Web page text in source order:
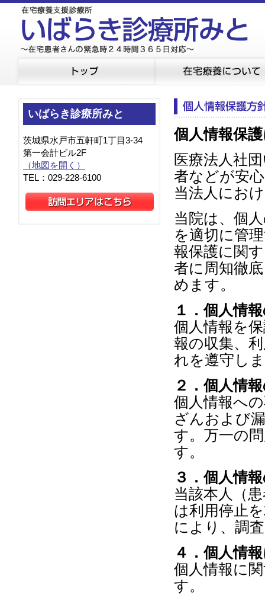
いばらき診療所みと
茨城県水戸市五軒町1丁目3-34
第一会計ビル2F
（地図を開く）
TEL：029-228-6100
個人情報保
医療法人社
者などが安
当法人にお
当院は、個
を適切に管
報保護に関
者に周知徹
めます。
１．個人情
個人情報を
報の収集、
れを遵守し
２．個人情
個人情報へ
ざんおよび
す。万一の
す。
３．個人情
当該本人（
は利用停止
により、調
４．個人情
個人情報に
す。